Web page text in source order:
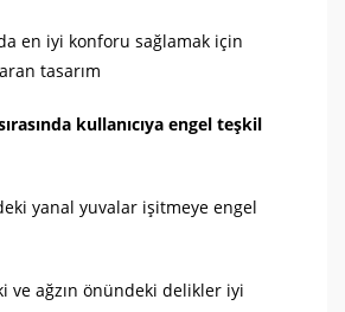
en iyi konforu sağlamak için
tasarım
kullanıcıya engel teşkil
yanal yuvalar işitmeye engel
ve ağzın önündeki delikler iyi